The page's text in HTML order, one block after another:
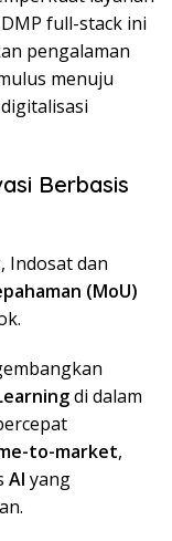
full-stack ini
pengalaman
menuju
Berbasis
Indosat dan
(MoU)
di dalam
to-market,
AI yang